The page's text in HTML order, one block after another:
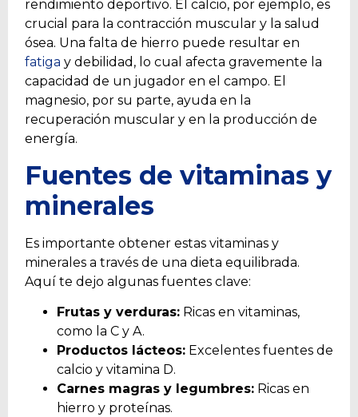
rendimiento deportivo. El calcio, por ejemplo, es
crucial para la contracción muscular y la salud
ósea. Una falta de hierro puede resultar en
fatiga y debilidad, lo cual afecta gravemente la
capacidad de un jugador en el campo. El
magnesio, por su parte, ayuda en la
recuperación muscular y en la producción de
energía.
Fuentes de vitaminas y
minerales
Es importante obtener estas vitaminas y
minerales a través de una dieta equilibrada.
Aquí te dejo algunas fuentes clave:
Frutas y verduras: Ricas en vitaminas,
como la C y A.
Productos lácteos: Excelentes fuentes de
calcio y vitamina D.
Carnes magras y legumbres: Ricas en
hierro y proteínas.